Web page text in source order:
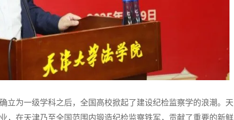
为一级学科之后，全国高校掀起了建设纪检监察学的浪潮。天
，在天津乃至全国范围内锻造纪检监察铁军，贡献了重要的新鲜